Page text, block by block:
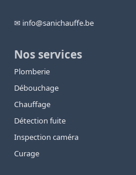
✉ info@sanichauffe.be
Nos services
Plomberie
Débouchage
Chauffage
Détection fuite
Inspection caméra
Curage